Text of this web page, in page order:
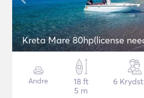
Kreta Mare 80hp(license
Andre
18 ft
5 m
6